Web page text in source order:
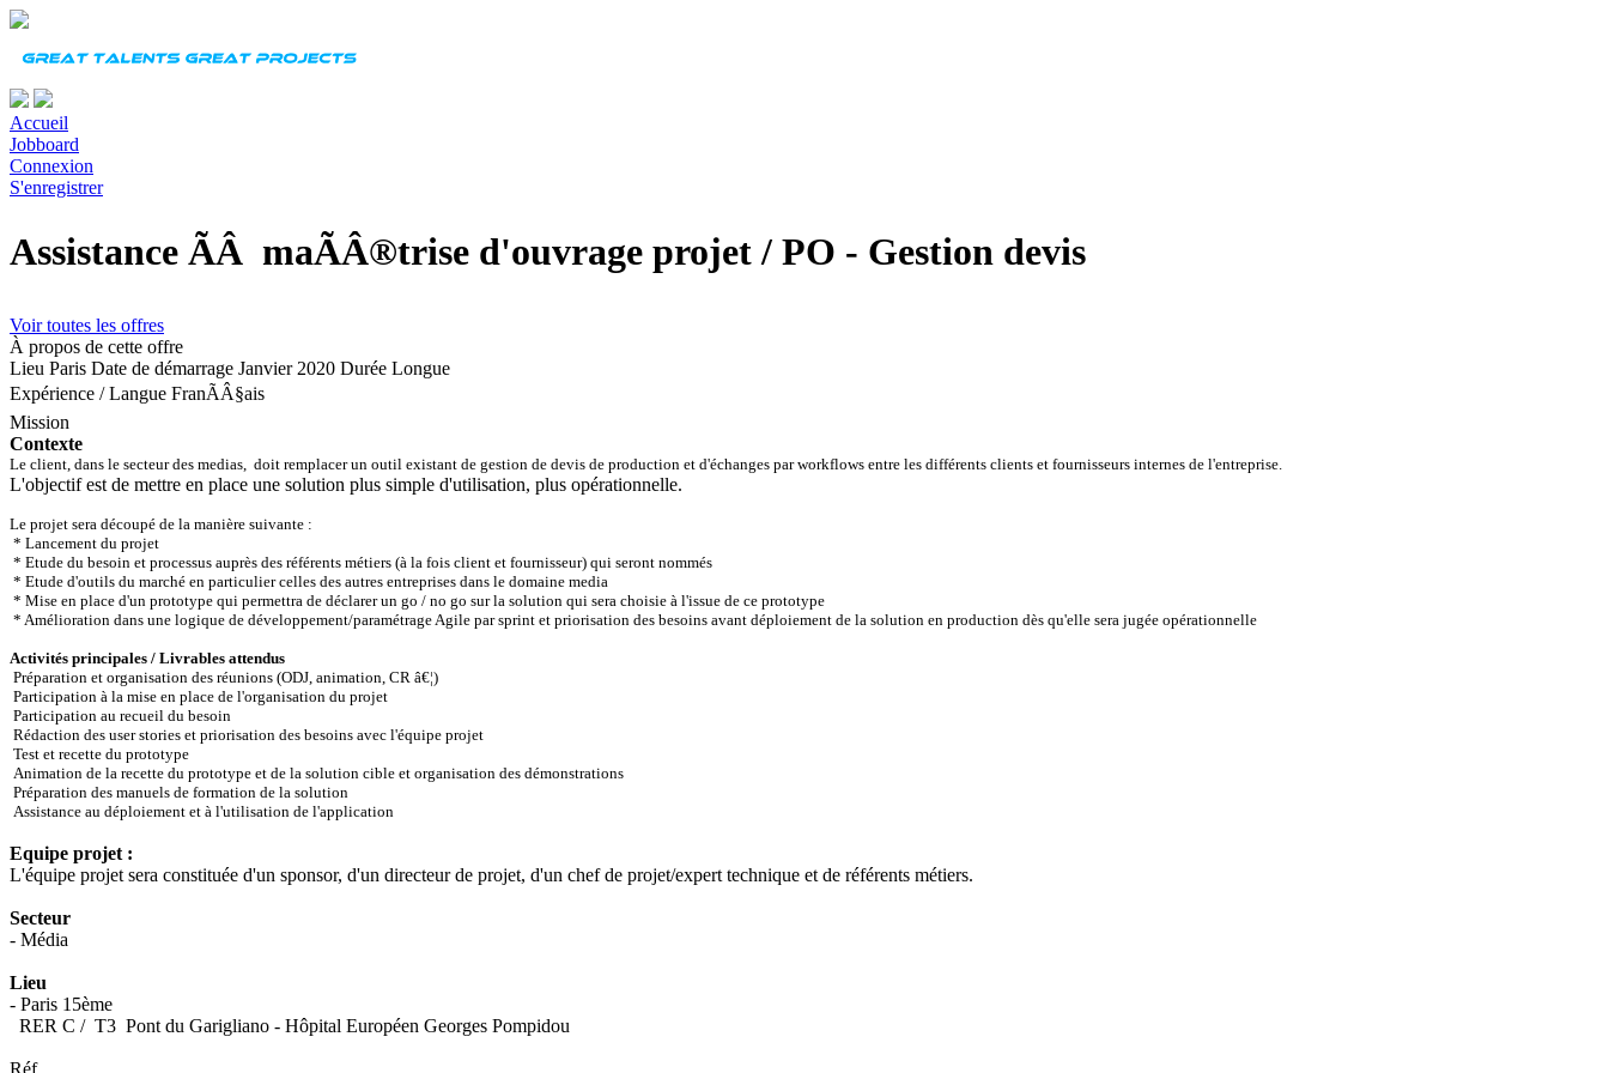
Accueil
Jobboard
Connexion
S'enregistrer
Assistance ÃÂ maÃÂ®trise d'ouvrage projet / PO - Gestion devis
Voir toutes les offres
À propos de cette offre
Lieu Paris Date de démarrage Janvier 2020 Durée Longue
Expérience / Langue FranÃÂ§ais
Mission
Contexte
Le client, dans le secteur des medias, doit remplacer un outil existant de gestion de devis de production et d'échanges par workflows entre les différents clients et fournisseurs internes de l'entreprise.
L'objectif est de mettre en place une solution plus simple d'utilisation, plus opérationnelle.
Le projet sera découpé de la manière suivante :
* Lancement du projet
* Etude du besoin et processus auprès des référents métiers (à la fois client et fournisseur) qui seront nommés
* Etude d'outils du marché en particulier celles des autres entreprises dans le domaine media
* Mise en place d'un prototype qui permettra de déclarer un go / no go sur la solution qui sera choisie à l'issue de ce prototype
* Amélioration dans une logique de développement/paramétrage Agile par sprint et priorisation des besoins avant déploiement de la solution en production dès qu'elle sera jugée opérationnelle
Activités principales / Livrables attendus
Préparation et organisation des réunions (ODJ, animation, CR â€¦)
Participation à la mise en place de l'organisation du projet
Participation au recueil du besoin
Rédaction des user stories et priorisation des besoins avec l'équipe projet
Test et recette du prototype
Animation de la recette du prototype et de la solution cible et organisation des démonstrations
Préparation des manuels de formation de la solution
Assistance au déploiement et à l'utilisation de l'application
Equipe projet :
L'équipe projet sera constituée d'un sponsor, d'un directeur de projet, d'un chef de projet/expert technique et de référents métiers.
Secteur
- Média
Lieu
- Paris 15ème
RER C / T3 Pont du Garigliano - Hôpital Européen Georges Pompidou
Réf